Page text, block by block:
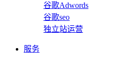
谷歌Adwords
谷歌seo
独立站运营
服务